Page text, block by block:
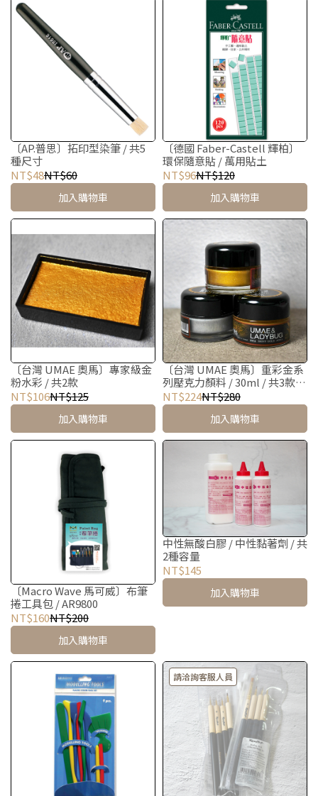
〔AP.普思〕拓印型染筆 / 共5
種尺寸
NT$48NT$60
加入購物車
〔德國 Faber-Castell 輝柏〕
環保隨意貼 / 萬用貼土
NT$96NT$120
加入購物車
〔台灣 UMAE 奧馬〕專家級金
粉水彩 / 共2款
NT$106NT$125
加入購物車
〔台灣 UMAE 奧馬〕重彩金系
列壓克力顏料 / 30ml / 共3款
（2金1銀）
NT$224NT$280
加入購物車
〔Macro Wave 馬可威〕布筆
捲工具包 / AR9800
NT$160NT$200
加入購物車
中性無酸白膠 / 中性黏著劑 / 共
2種容量
NT$145
加入購物車
請洽詢客服人員